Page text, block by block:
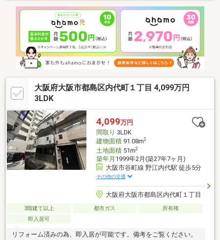
大阪府大阪市都島区内代町１丁目 4,099万円
3LDK
4,099万円
間取り 3LDK
建物面積91.08m2
土地面積51m2
築年月 1999年2月(築27年7ヶ月)
大阪市谷町線 野江内代駅 徒歩5分
その他の交通
大阪府大阪市都島区内代町１丁目
3階建て以上 都市ガス
所有権
即入居可
リフォーム済みの為、即入居が可能です。備考をご覧ください。